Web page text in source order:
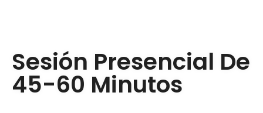
Sesión Presencial De
45-60 Minutos